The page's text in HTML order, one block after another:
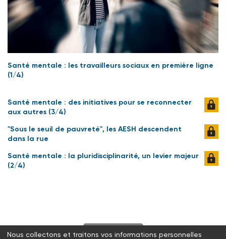
Santé mentale : les travailleurs sociaux en première ligne
(1/4)
Santé mentale : des initiatives pour se reconnecter
aux autres (3/4)
"Sous le seuil de pauvreté", les AESH descendent
dans la rue
Santé mentale : la pluridisciplinarité, un levier majeur
(2/4)
S'abonner
Nous collectons et traitons vos informations personnelles